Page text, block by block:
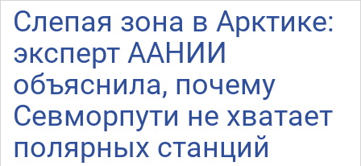
Слепая зона в Арктике:
эксперт ААНИИ
объяснила, почему
Севморпути не хватает
полярных станций